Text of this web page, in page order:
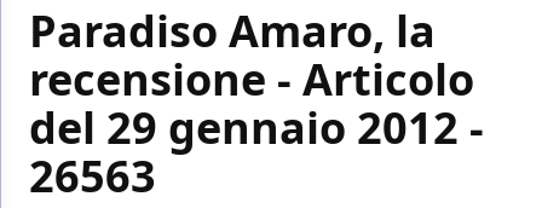
Paradiso Amaro, la
recensione - Articolo
del 29 gennaio 2012 -
26563